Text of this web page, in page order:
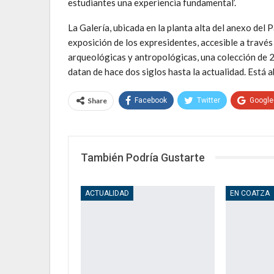
estudiantes una experiencia fundamental’.
La Galería, ubicada en la planta alta del anexo del
exposición de los expresidentes, accesible a
arqueológicas y antropológicas, una colección
datan de hace dos siglos hasta la actualidad. Está
Share Facebook Twitter
También Podría Gustarte
ACTUALIDAD EN COATZA